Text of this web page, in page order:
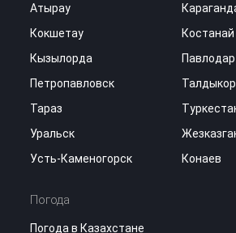
Атырау
Кокшетау
Костанай
Кызылорда
Павлодар
Петропавловск
Тараз
Уральск
Усть-Каменогорск
Конаев
Погода
Погода в Казахстане